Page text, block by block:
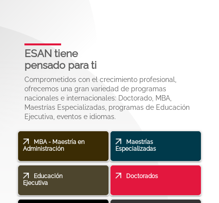
ESAN tiene
pensado para ti
Comprometidos con el crecimiento profesional,
ofrecemos una gran variedad de programas
nacionales e internacionales: Doctorado, MBA,
Maestrías Especializadas, programas de Educación
Ejecutiva, eventos e idiomas.
MBA - Maestría en
Administración
Maestrías
Especializadas
Educación
Ejecutiva
Doctorados